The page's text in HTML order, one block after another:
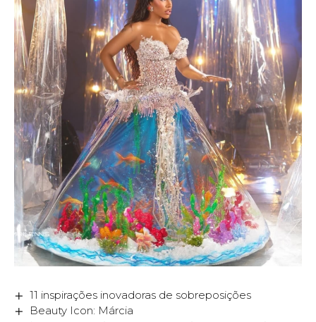
11 inspirações inovadoras de sobreposições
Beauty Icon: Márcia